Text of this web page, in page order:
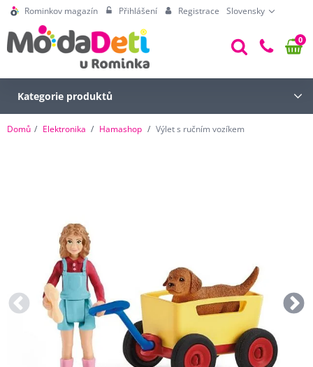
Rominkov magazín Přihlášení Registrace Slovensky
0
Kategorie produktů
Domů Elektronika Hamashop Výlet s ručním vozíkem